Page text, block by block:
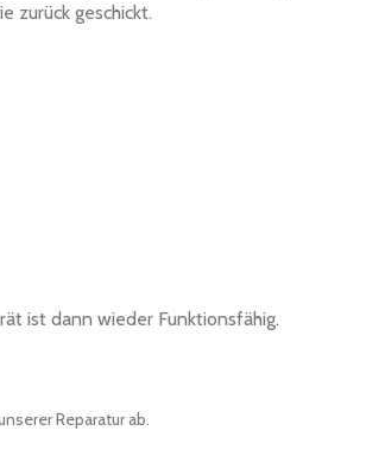
zurück geschickt.
ist dann wieder Funktionsfähig.
Reparatur ab.